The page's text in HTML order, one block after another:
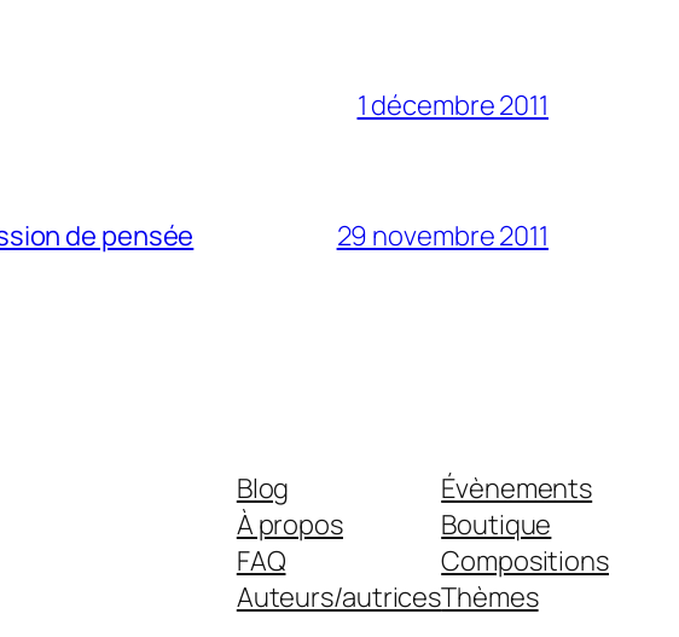
1 décembre 2011
de pensée 29 novembre 2011
Blog
À propos
FAQ
Auteurs/autrices
Évènements
Boutique
Compositions
Thèmes